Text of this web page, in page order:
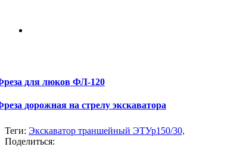
для люков ФЛ-120
дорожная на стрелу экскаватора
Теги: Экскаватор траншейный ЭТУр150/30,
Поделиться: